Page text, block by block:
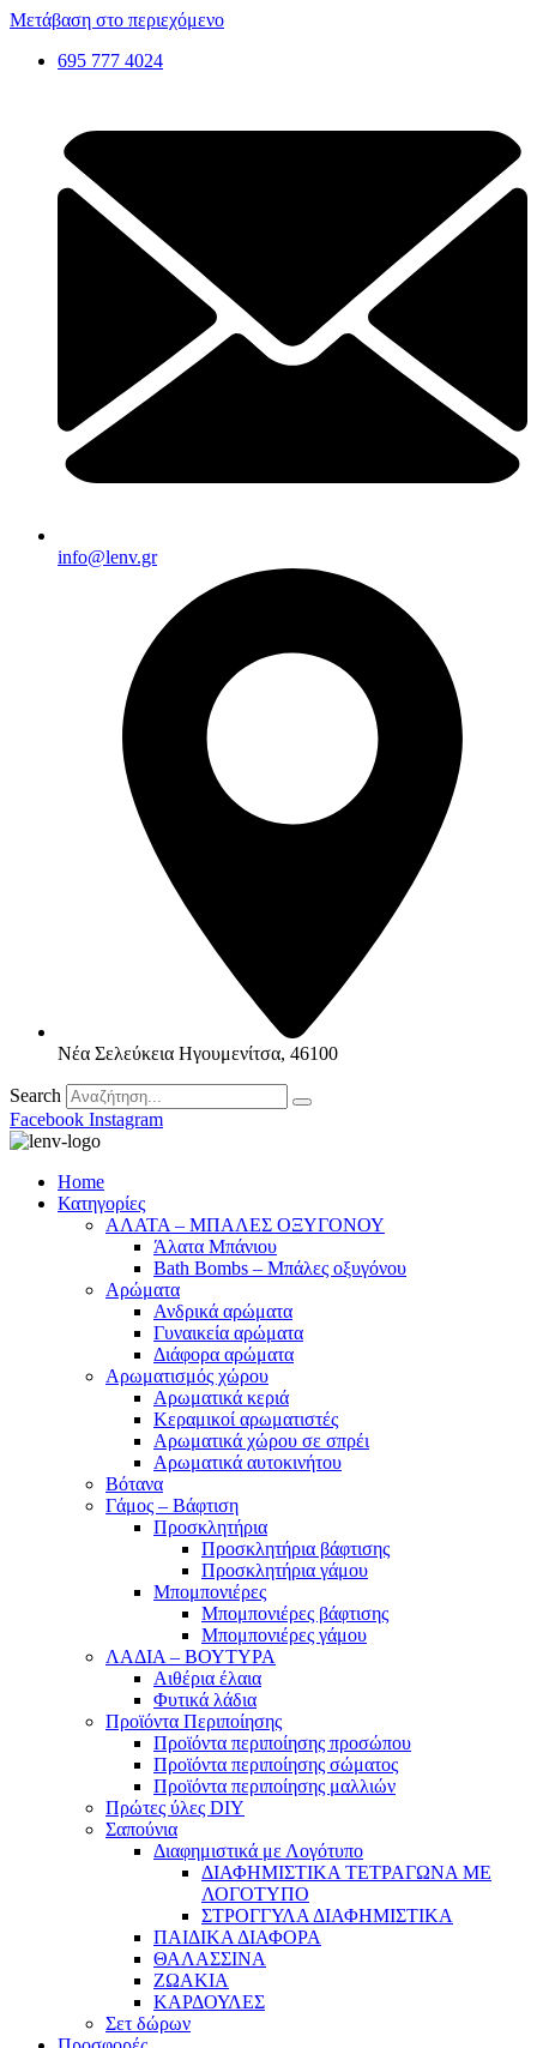
Μετάβαση στο περιεχόμενο
695 777 4024
info@lenv.gr
Νέα Σελεύκεια Ηγουμενίτσα, 46100
Search
Facebook Instagram
Home
Κατηγορίες
ΑΛΑΤΑ – ΜΠΑΛΕΣ ΟΞΥΓΟΝΟΥ
Άλατα Μπάνιου
Bath Bombs – Μπάλες οξυγόνου
Αρώματα
Ανδρικά αρώματα
Γυναικεία αρώματα
Διάφορα αρώματα
Αρωματισμός χώρου
Αρωματικά κεριά
Kεραμικοί αρωματιστές
Αρωματικά χώρου σε σπρέι
Aρωματικά αυτοκινήτου
Βότανα
Γάμος – Βάφτιση
Προσκλητήρια
Προσκλητήρια βάφτισης
Προσκλητήρια γάμου
Μπομπονιέρες
Μπομπονιέρες βάφτισης
Μπομπονιέρες γάμου
ΛΑΔΙΑ – ΒΟΥΤΥΡΑ
Αιθέρια έλαια
Φυτικά λάδια
Προϊόντα Περιποίησης
Προϊόντα περιποίησης προσώπου
Προϊόντα περιποίησης σώματος
Προϊόντα περιποίησης μαλλιών
Πρώτες ύλες DIY
Σαπούνια
Διαφημιστικά με Λογότυπο
ΔΙΑΦΗΜΙΣΤΙΚΑ ΤΕΤΡΑΓΩΝΑ ΜΕ
ΛΟΓΟΤΥΠΟ
ΣΤΡΟΓΓΥΛΑ ΔΙΑΦΗΜΙΣΤΙΚΑ
ΠΑΙΔΙΚΑ ΔΙΑΦΟΡΑ
ΘΑΛΑΣΣΙΝΑ
ΖΩΑΚΙΑ
ΚΑΡΔΟΥΛΕΣ
Σετ δώρων